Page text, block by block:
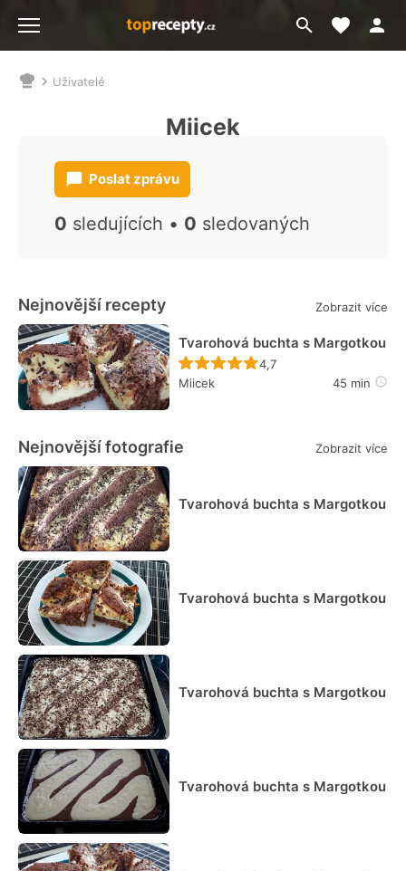
Přejít
na
Moje
NacházíteUživatelé
Miicek
Poslat zprávu
0 sledujících • 0 sledovaných
Nejnovější recepty Zobrazit více
Tvarohová buchta s Margotkou
Recept ještě nebyl
4,7
Miicek
45 min
Nejnovější fotografie Zobrazit více
Tvarohová buchta s Margotkou
Tvarohová buchta s Margotkou
Tvarohová buchta s Margotkou
Tvarohová buchta s Margotkou